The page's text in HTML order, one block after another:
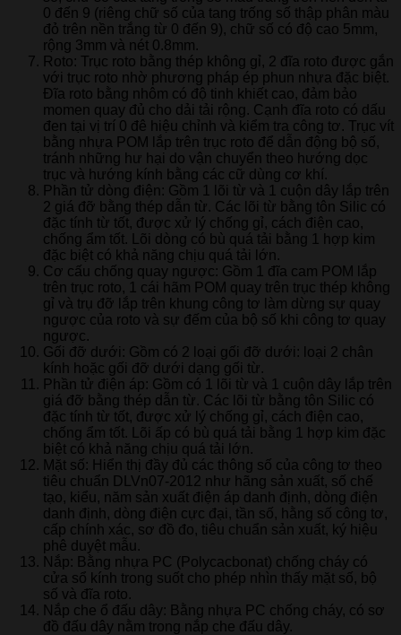
0 đến 9 (riêng chữ số của tang trống số thập phân màu
đỏ trên nền trắng từ 0 đến 9), chữ số có độ cao 5mm,
rộng 3mm và nét 0.8mm.
Roto: Trục roto bằng thép không gỉ, 2 đĩa roto được gắn
với trục roto nhờ phương pháp ép phun nhựa đặc biệt.
Đĩa roto bằng nhôm có độ tinh khiết cao, đảm bảo
momen quay đủ cho dải tải rộng. Cạnh đĩa roto có dấu
đen tại vị trí 0 đê hiệu chỉnh và kiểm tra công tơ. Trục vít
bằng nhựa POM lắp trên trục roto để dẫn động bộ số,
tránh những hư hại do vận chuyển theo hướng dọc
trục và hướng kính bằng các cữ dùng cơ khí.
Phần tử dòng điện: Gồm 1 lõi từ và 1 cuộn dây lắp trên
2 giá đỡ bằng thép dẫn từ. Các lõi từ bằng tôn Silic có
đặc tính từ tốt, được xử lý chống gỉ, cách điện cao,
chống ẩm tốt. Lõi dòng có bù quá tải bằng 1 hợp kim
đặc biệt có khả năng chịu quá tải lớn.
Cơ cấu chống quay ngược: Gồm 1 đĩa cam POM lắp
trên trục roto, 1 cái hãm POM quay trên trục thép không
gỉ và trụ đỡ lắp trên khung công tơ làm dừng sự quay
ngược của roto và sự đếm của bộ số khi công tơ quay
ngược.
Gối đỡ dưới: Gồm có 2 loại gối đỡ dưới: loại 2 chân
kính hoặc gối đỡ dưới dạng gối từ.
Phần tử điện áp: Gồm có 1 lõi từ và 1 cuộn dây lắp trên
giá đỡ bằng thép dẫn từ. Các lõi từ bằng tôn Silic có
đặc tính từ tốt, được xử lý chống gỉ, cách điện cao,
chống ẩm tốt. Lõi ấp có bù quá tải bằng 1 hợp kim đặc
biệt có khả năng chịu quá tải lớn.
Mặt số: Hiển thị đầy đủ các thông số của công tơ theo
tiêu chuẩn DLVn07-2012 như hãng sản xuất, số chế
tạo, kiểu, năm sản xuất điện áp danh định, dòng điện
danh định, dòng điện cực đại, tần số, hằng số công tơ,
cấp chính xác, sơ đồ đo, tiêu chuẩn sản xuất, ký hiệu
phê duyệt mẫu.
Nắp: Bằng nhựa PC (Polycacbonat) chống cháy có
cửa sổ kính trong suốt cho phép nhìn thấy mặt số, bộ
số và đĩa roto.
Nắp che ổ đấu dây: Bằng nhựa PC chống cháy, có sơ
đồ đấu dây nằm trong nắp che đấu dây.